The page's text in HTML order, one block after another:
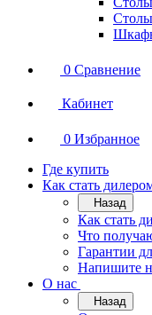
0 Сравнение
Кабинет
0 Избранное
Где купить
Как стать
Назад
Как стать
Что
Гарантии
Напишите
О нас
Назад